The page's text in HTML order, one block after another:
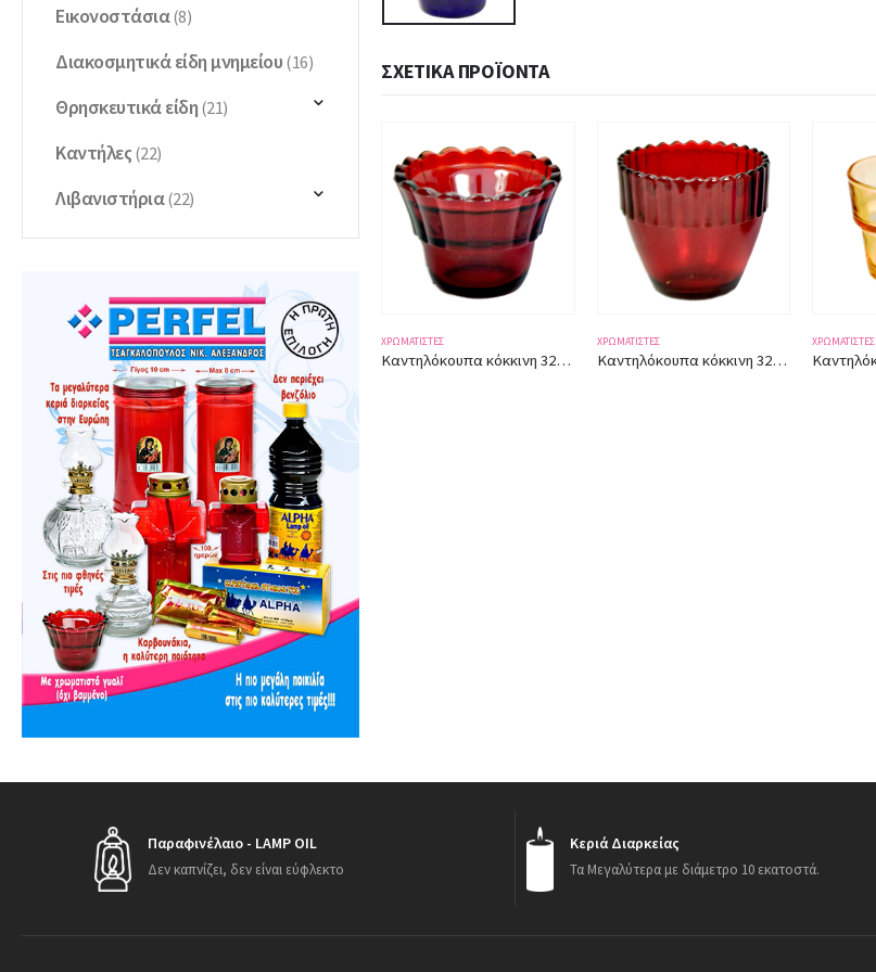
ΣΧΕΤΙΚΆ ΠΡΟΪΌΝΤΑ
Καντηλόκουπα κόκκινη 3234 ύψος 5,50εκ.
ΧΡΩΜΑΤΙΣΤΈΣ ΧΡΩΜΑΤΙΣΤΈΣ
Καντηλόκουπα κόκκινη 3256 ύψος 9,50εκ.
ΧΡΩΜΑΤΙΣΤΈΣ
Καντηλόκουπα κίτρινη 3247 ύψος 5,50εκ.
ΧΡΩΜΑΤΙΣΤΈΣ
Εικονοστάσια(8)
Διακοσμητικά είδη μνημείου (16)
Θρησκευτικά είδη (21)
Καντήλες (22)
Λιβανιστήρια(22)
Παραφινέλαιο - LAMP OIL
Δεν καπνίζει, δεν είναι εύφλεκτο
Κεριά Διαρκείας
Τα Μεγαλύτερα με διάμετρο 10 εκατοστά.